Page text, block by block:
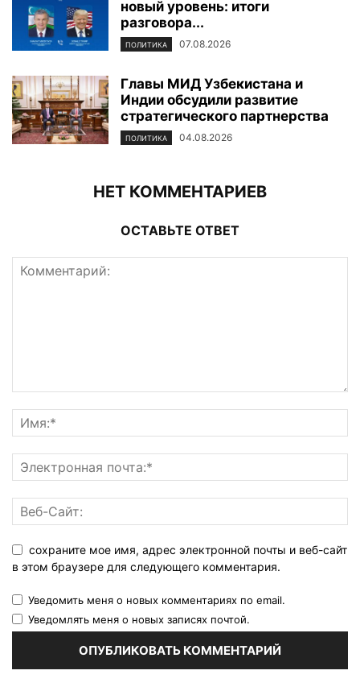
новый уровень: итоги
разговора...
ПОЛИТИКА 07.08.2026
Главы МИД Узбекистана и
Индии обсудили развитие
стратегического партнерства
ПОЛИТИКА 04.08.2026
НЕТ КОММЕНТАРИЕВ
ОСТАВЬТЕ ОТВЕТ
сохраните мое имя, адрес электронной почты и веб-сайт
в этом браузере для следующего комментария.
Уведомить меня о новых комментариях по email.
Уведомлять меня о новых записях почтой.